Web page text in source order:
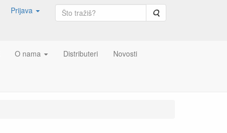
Prijava Pretraga
O nama Distributeri Novosti